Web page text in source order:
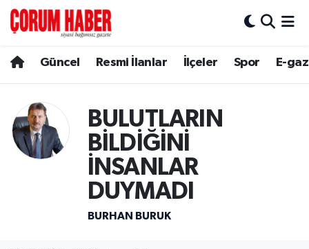
Güncel Resmi İlanlar İlçeler Spor E-
BULUTLARIN
BİLDİĞİNİ
İNSANLAR
DUYMADI
BURHAN BURUK
Spor
Resmi İlanlar
Alaca
Hava Durumu
Çorum Namaz Vakitleri
Trafik Durumu
Süper Lig Puan Durumu ve Fikstür